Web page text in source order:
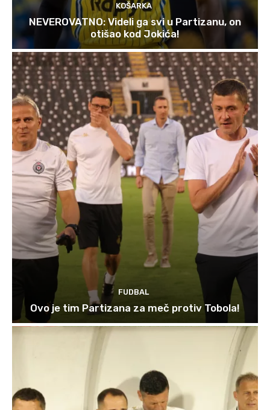
KOŠARKA
NEVEROVATNO: Videli ga svi u Partizanu, on
otišao kod Jokića!
FUDBAL
Ovo je tim Partizana za meč protiv Tobola!